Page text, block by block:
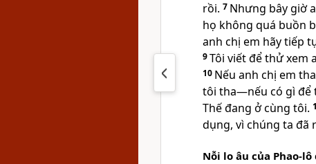
rồi. 7 Nhưng bây giờ
họ không quá buồn
anh chị em hãy tiếp
9Tôi viết để thử xem
10 Nếu anh chị em
tôi tha—nếu có gì để
Thế đang ở cùng tôi.
dụng, vì chúng ta đã
Nỗi lo âu của Phao-